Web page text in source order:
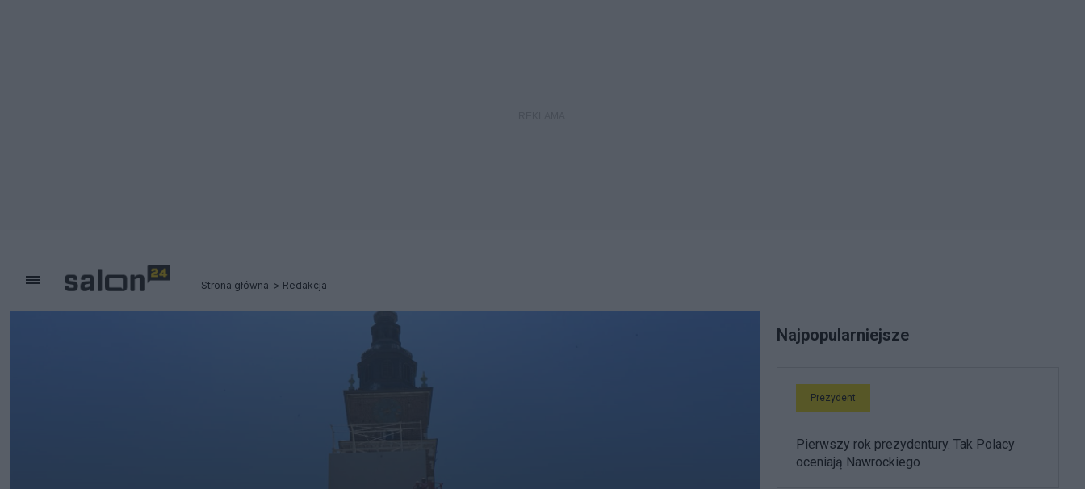
Strona główna Redakcja
Najpopularniejsze
Prezydent
Pierwszy rok prezydentury. Tak Polacy
oceniają Nawrockiego